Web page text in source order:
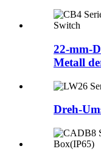
22-mm-
Metall
Dreh-